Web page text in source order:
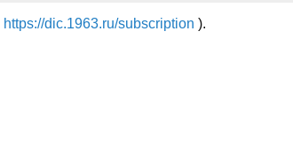
https://dic.1963.ru/subscription ).